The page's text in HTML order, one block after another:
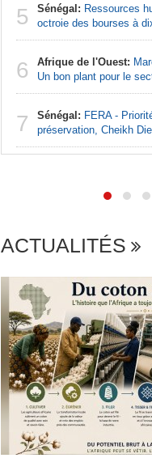
5 Sénégal: Ressources
octroie des bourses à
6 Afrique de l'Ouest:
Un bon plant pour le
7 Sénégal: FERA -
préservation, Cheikh
ACTUALITÉS